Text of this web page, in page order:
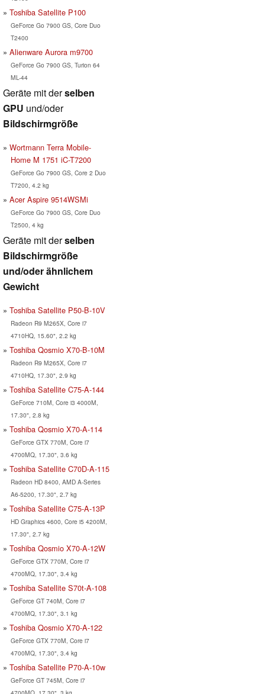
Toshiba Satellite P100
GeForce Go 7900 GS, Core Duo
T2400
Alienware Aurora m9700
GeForce Go 7900 GS, Turion 64
ML-44
Geräte mit derselben
GPU und/oder
Bildschirmgröße
Wortmann Terra Mobile-
Home M 1751 iC-T7200
GeForce Go 7900 GS, Core 2 Duo
T7200, 4.2 kg
Acer Aspire 9514WSMi
GeForce Go 7900 GS, Core Duo
T2500, 4 kg
Geräte mit derselben
Bildschirmgröße
und/oder ähnlichem
Gewicht
Toshiba Satellite P50-B-10V
Radeon R9 M265X, Core i7
4710HQ, 15.60", 2.2 kg
Toshiba Qosmio X70-B-10M
Radeon R9 M265X, Core i7
4710HQ, 17.30", 2.9 kg
Toshiba Satellite C75-A-144
GeForce 710M, Core i3 4000M,
17.30", 2.8 kg
Toshiba Qosmio X70-A-114
GeForce GTX 770M, Core i7
4700MQ, 17.30", 3.6 kg
Toshiba Satellite C70D-A-115
Radeon HD 8400, AMD A-Series
A6-5200, 17.30", 2.7 kg
Toshiba Satellite C75-A-13P
HD Graphics 4600, Core i5 4200M,
17.30", 2.7 kg
Toshiba Qosmio X70-A-12W
GeForce GTX 770M, Core i7
4700MQ, 17.30", 3.4 kg
Toshiba Satellite S70t-A-108
GeForce GT 740M, Core i7
4700MQ, 17.30", 3.1 kg
Toshiba Qosmio X70-A-122
GeForce GTX 770M, Core i7
4700MQ, 17.30", 3.4 kg
Toshiba Satellite P70-A-10w
GeForce GT 745M, Core i7